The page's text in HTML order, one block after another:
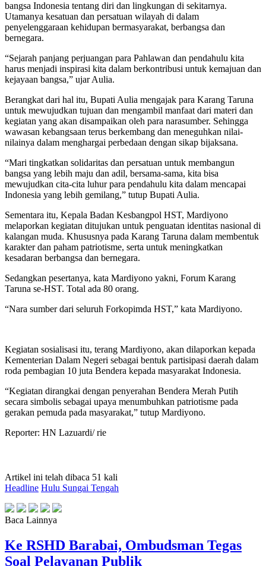
bangsa Indonesia tentang diri dan lingkungan di sekitarnya.
Utamanya kesatuan dan persatuan wilayah di dalam
penyelenggaraan kehidupan bermasyarakat, berbangsa dan
bernegara.
“Sejarah panjang perjuangan para Pahlawan dan pendahulu kita
harus menjadi inspirasi kita dalam berkontribusi untuk kemajuan dan
kejayaan bangsa,” ujar Aulia.
Berangkat dari hal itu, Bupati Aulia mengajak para Karang Taruna
untuk mewujudkan tujuan dan mengambil manfaat dari materi dan
kegiatan yang akan disampaikan oleh para narasumber. Sehingga
wawasan kebangsaan terus berkembang dan meneguhkan nilai-
nilainya dalam menghargai perbedaan dengan sikap bijaksana.
“Mari tingkatkan solidaritas dan persatuan untuk membangun
bangsa yang lebih maju dan adil, bersama-sama, kita bisa
mewujudkan cita-cita luhur para pendahulu kita dalam mencapai
Indonesia yang lebih gemilang,” tutup Bupati Aulia.
Sementara itu, Kepala Badan Kesbangpol HST, Mardiyono
melaporkan kegiatan ditujukan untuk penguatan identitas nasional di
kalangan muda. Khususnya pada Karang Taruna dalam membentuk
karakter dan paham patriotisme, serta untuk meningkatkan
kesadaran berbangsa dan bernegara.
Sedangkan pesertanya, kata Mardiyono yakni, Forum Karang
Taruna se-HST. Total ada 80 orang.
“Nara sumber dari seluruh Forkopimda HST,” kata Mardiyono.
Kegiatan sosialisasi itu, terang Mardiyono, akan dilaporkan kepada
Kementerian Dalam Negeri sebagai bentuk partisipasi daerah dalam
roda pembagian 10 juta Bendera kepada masyarakat Indonesia.
“Kegiatan dirangkai dengan penyerahan Bendera Merah Putih
secara simbolis sebagai upaya menumbuhkan patriotisme pada
gerakan pemuda pada masyarakat,” tutup Mardiyono.
Reporter: HN Lazuardi/ rie
Artikel ini telah dibaca 51 kali
Headline Hulu Sungai Tengah
Baca Lainnya
Ke RSHD Barabai, Ombudsman Tegas
Soal Pelayanan Publik